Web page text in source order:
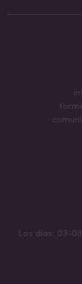
Los días: 03-